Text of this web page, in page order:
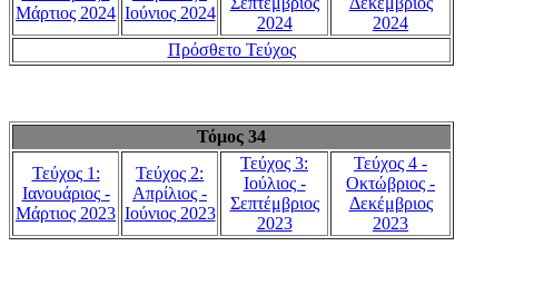
Μάρτιος 2024 Ιούνιος 2024
2024
2024
Πρόσθετο Τεύχος
Τόμος 34
Τεύχος 1:
Ιανουάριος -
Μάρτιος 2023
Τεύχος 2:
Απρίλιος -
Ιούνιος 2023
Τεύχος 3:
Ιούλιος -
Σεπτέμβριος
2023
Τεύχος 4 -
Οκτώβριος -
Δεκέμβριος
2023